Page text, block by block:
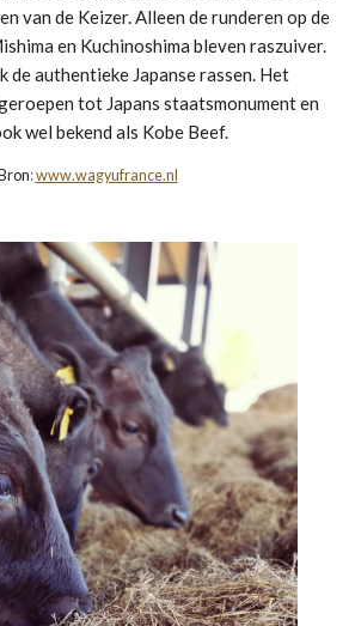
van de Keizer. Alleen de runderen op de
en Kuchinoshima bleven raszuiver.
de authentieke Japanse rassen. Het
tot Japans staatsmonument en
wel bekend als Kobe Beef.
Bron:www.wagyufrance.nl